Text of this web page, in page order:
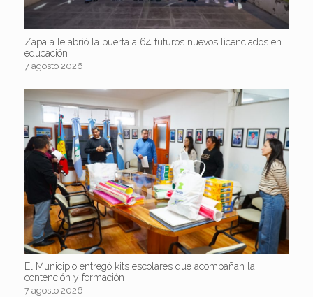
Zapala le abrió la puerta a 64 futuros nuevos licenciados en
educación
7 agosto 2026
El Municipio entregó kits escolares que acompañan la
contención y formación
7 agosto 2026